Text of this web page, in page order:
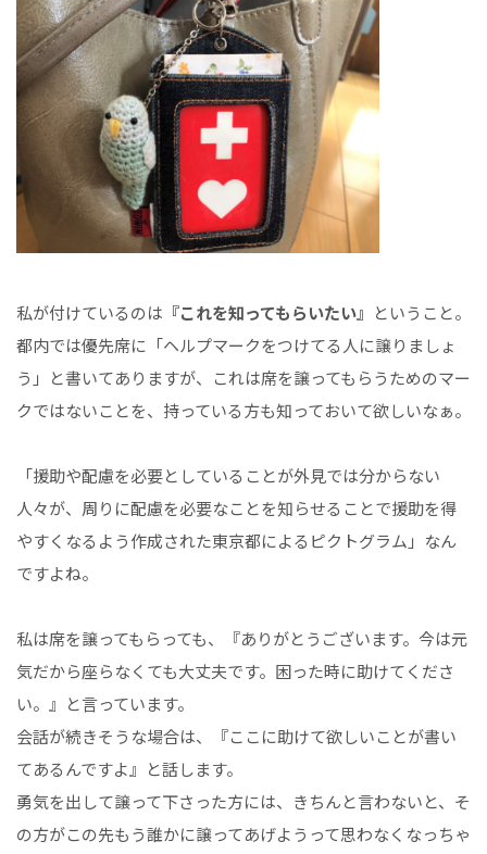
私が付けているのは 『これを知ってもらいたい』 ということ。
都内では優先席に「ヘルプマークをつけてる人に譲りましょ
う」と書いてありますが、これは席を譲ってもらうためのマー
クではないことを、持っている方も知っておいて欲しいなぁ。
「援助や配慮を必要としていることが外見では分からない
人々が、周りに配慮を必要なことを知らせることで援助を得
やすくなるよう作成された東京都によるピクトグラム」なん
ですよね。
私は席を譲ってもらっても、『ありがとうございます。今は元
気だから座らなくても大丈夫です。困った時に助けてくださ
い。』と言っています。
会話が続きそうな場合は、『ここに助けて欲しいことが書い
てあるんですよ』と話します。
勇気を出して譲って下さった方には、きちんと言わないと、そ
の方がこの先もう誰かに譲ってあげようって思わなくなっちゃ